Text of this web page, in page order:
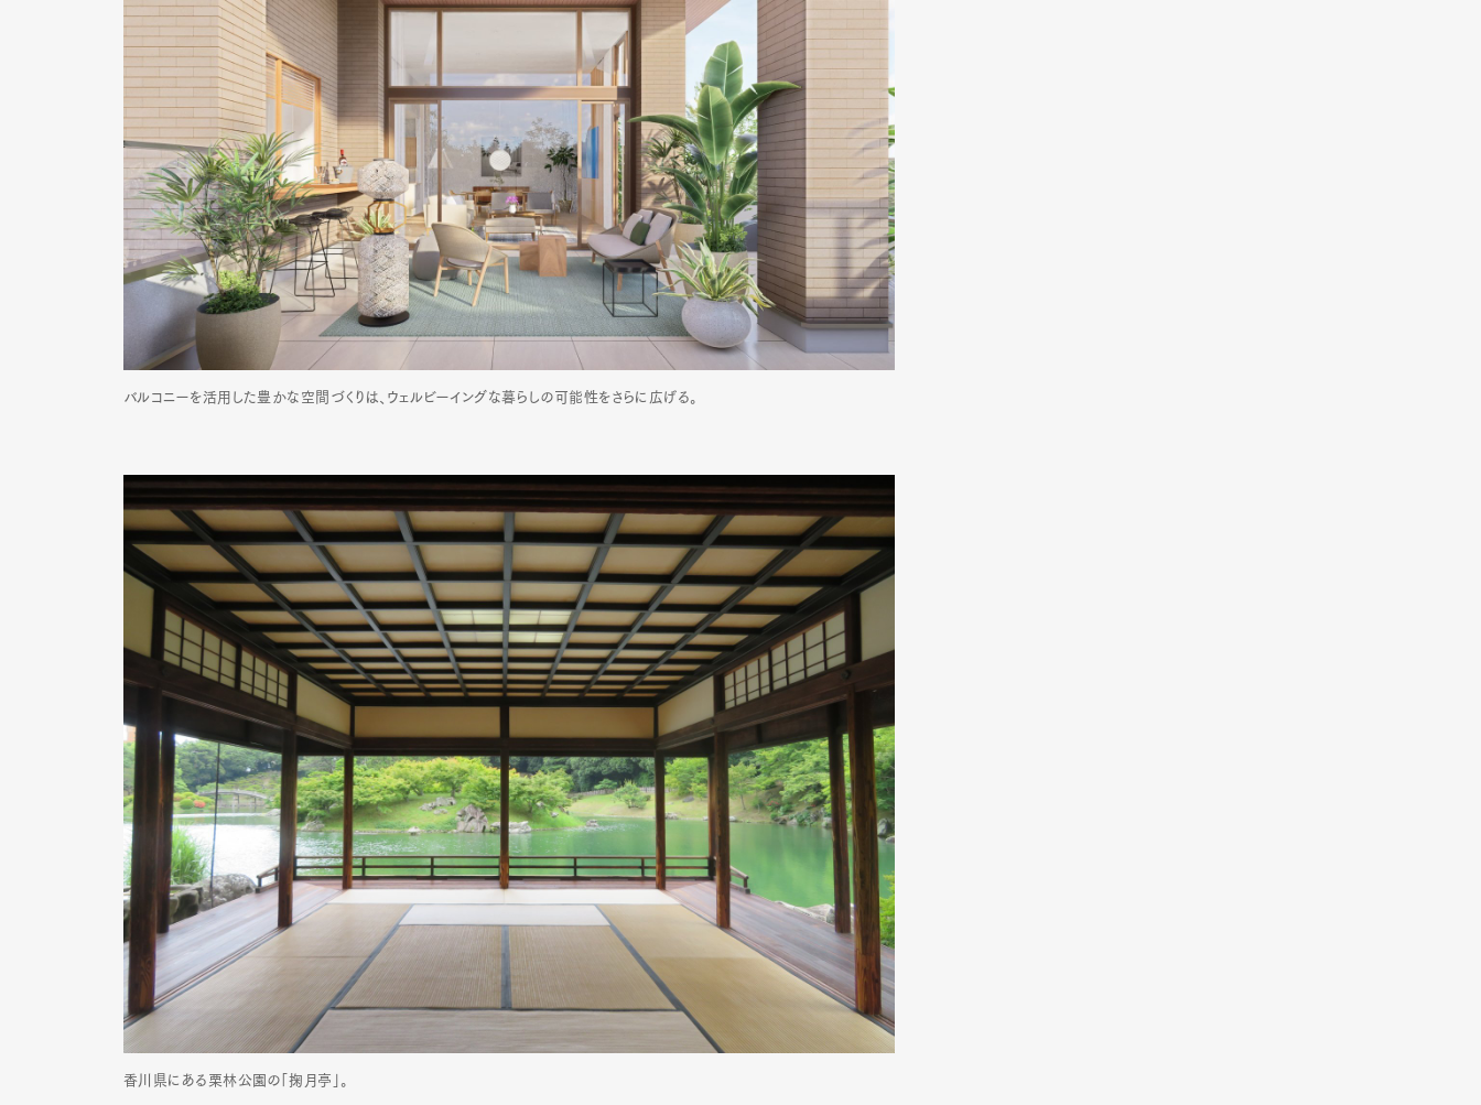
バルコニーを活用した豊かな空間づくりは、ウェルビーイングな暮らしの可能性をさらに広げる。
香川県にある栗林公園の「掬月亭」。